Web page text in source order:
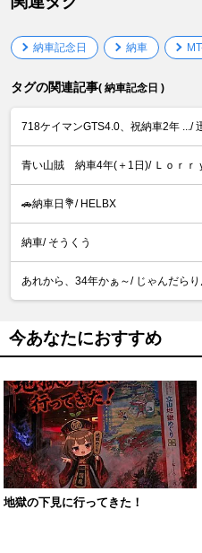
納車記念日 納車
タグの関連記事( 納車記念日 )
718ケイマンGTS4.0、祝納車2年 .../
青い山賊 納車4年(＋1日)/ Ｌｏｒｒ
🚗納車日💐/ HELBX
納車/ そうくう
あれから、34年かぁ～/ じゃんだら
今あなたにおすすめ
地獄の下見に行ってきた！